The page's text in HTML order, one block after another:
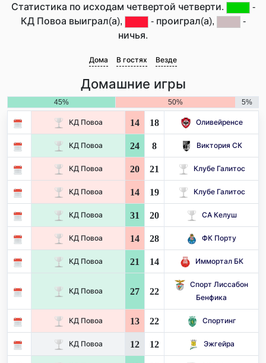
Статистика по исходам четвертой четверти.
-
КД Повоа выиграл(а),
- проиграл(а),
-
ничья.
Дома В гостях Везде
Домашние игры
45% 50% 5%
КД Повоа 14 18 Оливейренсе
КД Повоа 24 8 Виктория СК
КД Повоа 20 21 Клубе Галитос
КД Повоа 14 19 Клубе Галитос
КД Повоа 31 20 СА Келуш
КД Повоа 14 28 ФК Порту
КД Повоа 21 14 Иммортал БК
КД Повоа 27 22
Спорт Лиссабон
Бенфика
КД Повоа 13 22 Спортинг
КД Повоа 12 12 Эжгейра